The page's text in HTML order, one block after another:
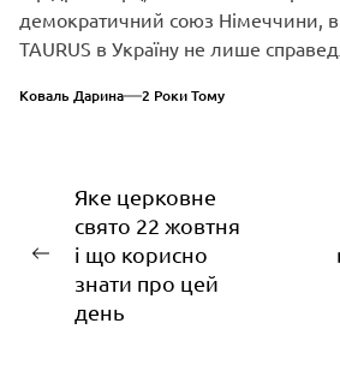
демократичний союз Німеччини,
TAURUS в Україну не лише
передача озброєння українцям не
Коваль Дарина 2 Роки Тому
Навігація
записів
Попередній
запис:
Яке церковне
свято 22 жовтня
і що корисно
знати про цей
день